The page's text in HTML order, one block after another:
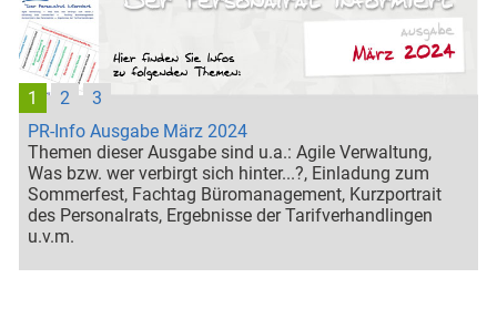
PR-Info Ausgabe März 2024
Themen dieser Ausgabe sind u.a.: Agile Verwaltung,
Was bzw. wer verbirgt sich hinter...?, Einladung zum
Sommerfest, Fachtag Büromanagement, Kurzportrait
des Personalrats, Ergebnisse der Tarifverhandlingen
u.v.m.
1 2 3